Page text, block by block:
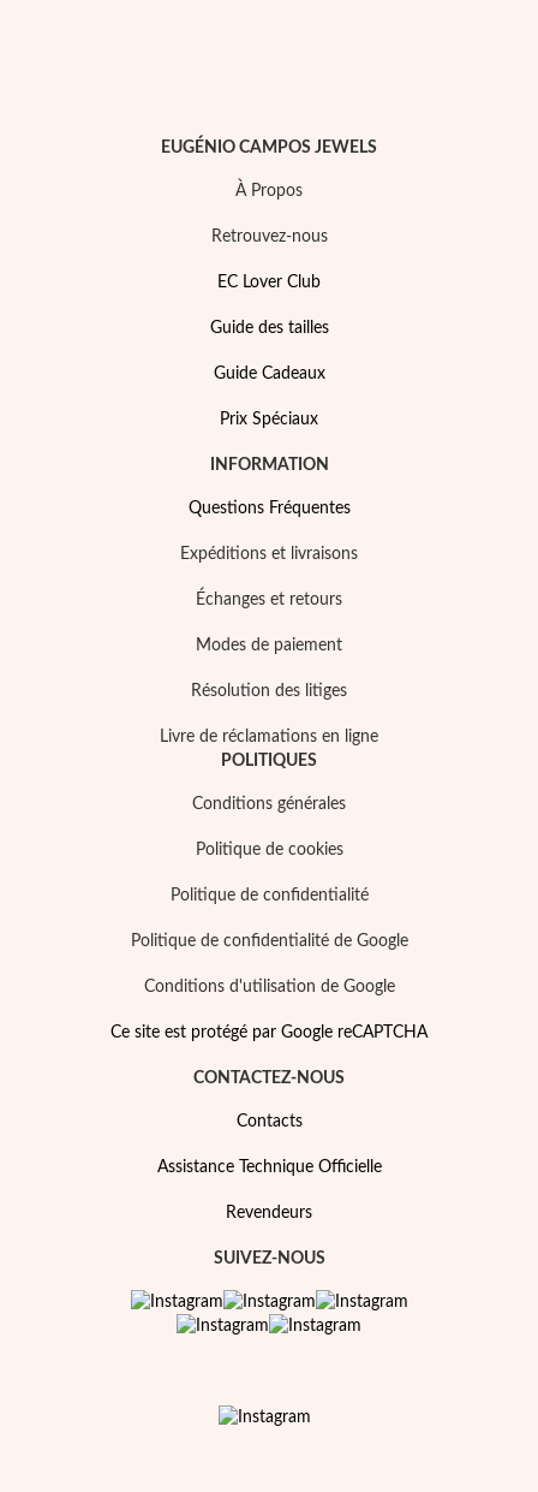
Saison des Mariages
EUGÉNIO CAMPOS JEWELS
À Propos
Retrouvez-nous
EC Lover Club
Guide des tailles
Guide Cadeaux
Prix Spéciaux
INFORMATION
Questions Fréquentes
Expéditions et livraisons
Échanges et retours
Modes de paiement
Résolution des litiges
Livre de réclamations en ligne
POLITIQUES
Conditions générales
Politique de cookies
Politique de confidentialité
Politique de confidentialité de Google
Conditions d'utilisation de Google
Ce site est protégé par Google reCAPTCHA
CONTACTEZ-NOUS
Contacts
Assistance Technique Officielle
Revendeurs
SUIVEZ-NOUS